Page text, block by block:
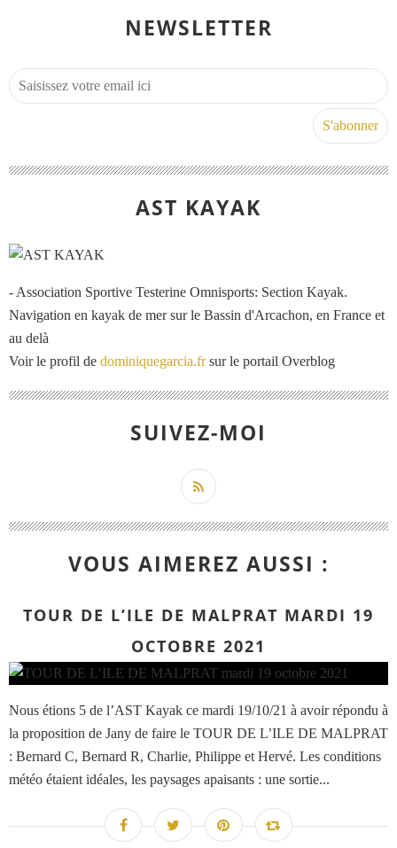
NEWSLETTER
AST KAYAK
- Association Sportive Testerine Omnisports: Section Kayak.
Navigation en kayak de mer sur le Bassin d'Arcachon, en France et
au delà
Voir le profil de dominiquegarcia.frsur le portail Overblog
SUIVEZ-MOI
VOUS AIMEREZ AUSSI :
TOUR DE L’ILE DE MALPRAT MARDI 19
OCTOBRE 2021
Nous étions 5 de l’AST Kayak ce mardi 19/10/21 à avoir répondu à
la proposition de Jany de faire le TOUR DE L’ILE DE MALPRAT
: Bernard C, Bernard R, Charlie, Philippe et Hervé. Les conditions
météo étaient idéales, les paysages apaisants : une sortie...